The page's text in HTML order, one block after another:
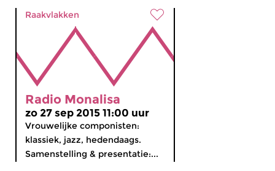
Raakvlakken
Radio Monalisa
zo 27 sep 2015 11:00 uur
Vrouwelijke componisten:
klassiek, jazz, hedendaags.
Samenstelling & presentatie:...